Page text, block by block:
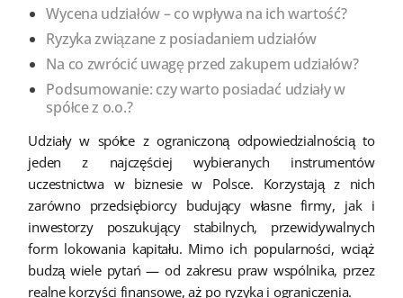
Wycena udziałów – co wpływa na ich wartość?
Ryzyka związane z posiadaniem udziałów
Na co zwrócić uwagę przed zakupem udziałów?
Podsumowanie: czy warto posiadać udziały w
spółce z o.o.?
Udziały w spółce z ograniczoną odpowiedzialnością to
jeden z najczęściej wybieranych instrumentów
uczestnictwa w biznesie w Polsce. Korzystają z nich
zarówno przedsiębiorcy budujący własne firmy, jak i
inwestorzy poszukujący stabilnych, przewidywalnych
form lokowania kapitału. Mimo ich popularności, wciąż
budzą wiele pytań — od zakresu praw wspólnika, przez
realne korzyści finansowe, aż po ryzyka i ograniczenia.